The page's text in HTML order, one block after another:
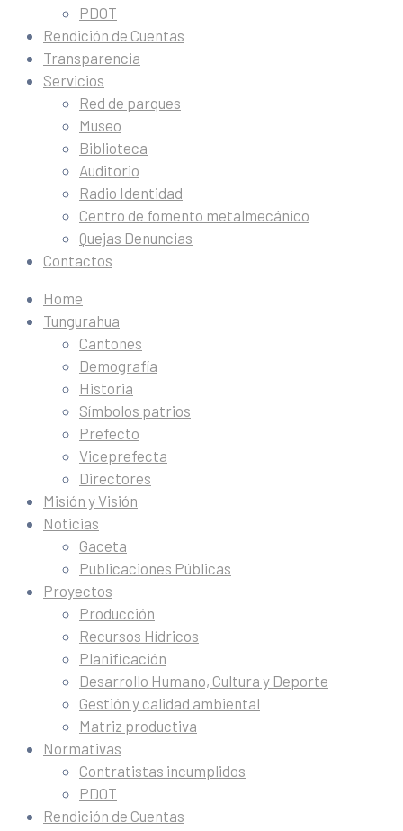
PDOT
Rendición de Cuentas
Transparencia
Servicios
Red de parques
Museo
Biblioteca
Auditorio
Radio Identidad
Centro de fomento metalmecánico
Quejas Denuncias
Contactos
Home
Tungurahua
Cantones
Demografía
Historia
Símbolos patrios
Prefecto
Viceprefecta
Directores
Misión y Visión
Noticias
Gaceta
Publicaciones Públicas
Proyectos
Producción
Recursos Hídricos
Planificación
Desarrollo Humano, Cultura y Deporte
Gestión y calidad ambiental
Matriz productiva
Normativas
Contratistas incumplidos
PDOT
Rendición de Cuentas